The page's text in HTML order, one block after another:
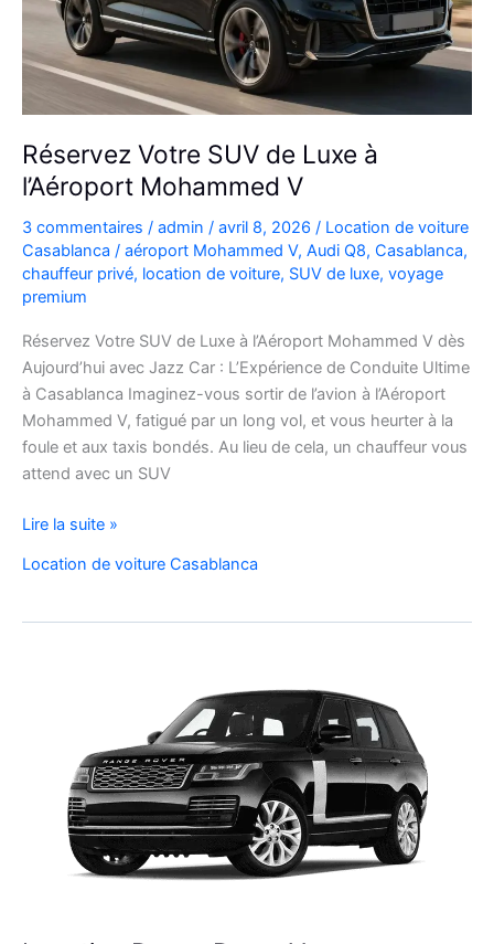
plans
Réservez Votre SUV de Luxe à
l’Aéroport Mohammed V
3 commentaires / admin / avril 8, 2026 / Location de voiture
Casablanca / aéroport Mohammed V, Audi Q8, Casablanca,
chauffeur privé, location de voiture, SUV de luxe, voyage
premium
Réservez Votre SUV de Luxe à l’Aéroport Mohammed V dès
Aujourd’hui avec Jazz Car : L’Expérience de Conduite Ultime
à Casablanca Imaginez-vous sortir de l’avion à l’Aéroport
Mohammed V, fatigué par un long vol, et vous heurter à la
foule et aux taxis bondés. Au lieu de cela, un chauffeur vous
attend avec un SUV
Réservez
SUV
Luxe
Lire la suite »
Location de voiture Casablanca